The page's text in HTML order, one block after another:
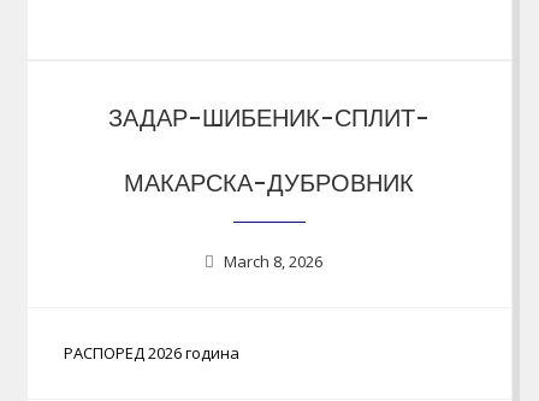
ЗАДАР-ШИБЕНИК-СПЛИТ-
МАКАРСКА-ДУБРОВНИК
March 8, 2026
РАСПОРЕД 2026 година